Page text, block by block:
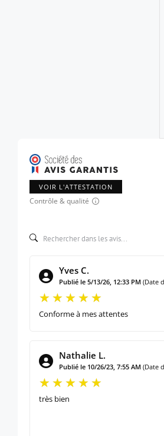
VOIR L'ATTESTATION
Contrôle & qualité
Yves C.
Publié le 5/13/26, 12:33 PM (Date
Conforme à mes attentes
Nathalie L.
Publié le 10/26/23, 7:55 AM (Date
très bien